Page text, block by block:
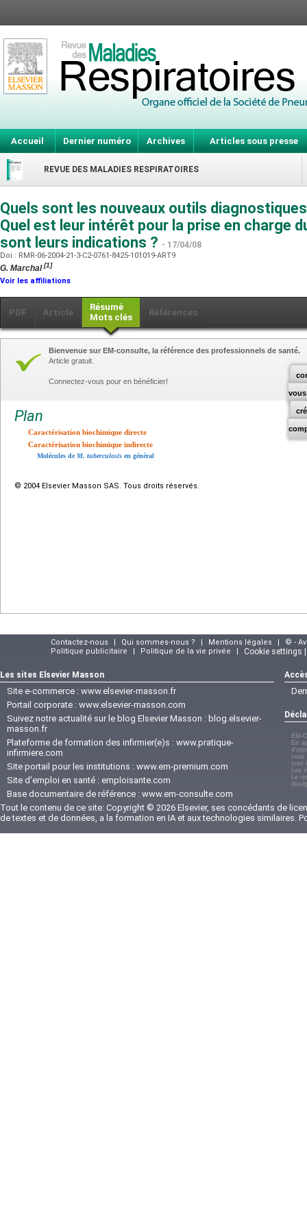
Accueil Dernier numéro Archives Articles sous presse
REVUE DES MALADIES RESPIRATOIRES
Quels sont les nouveaux outils
Quel est leur intérêt pour la prise en charge
sont leurs indications ? - 17/04/08
Doi : RMR-06-2004-21-3-C2-0761-8425-101019-ART9
G. Marchal[1]
Voir les affiliations
PDF Article
Résumé
Mots clés
Références
vous
Bienvenue sur EM-consulte, la référence des professionnels de santé.
Article gratuit.
Connectez-vous pour en bénéficier!
Plan
Caractérisation biochimique directe
Caractérisation biochimique indirecte
Molécules de M. tuberculosis en général
© 2004 Elsevier Masson SAS. Tous droits réservés.
Contactez-nous | Qui sommes-nous ? | Mentions légales |
© -
Politique publicitaire
| Politique de la vie privée | Cookie settings
Les sites Elsevier Masson
Site e-commerce : www.elsevier-masson.fr
Portail corporate : www.elsevier-masson.com
Suivez notre actualité sur le blog Elsevier Masson : blog.elsevier-
masson.fr
Plateforme de formation des infirmier(e)s : www.pratique-
infirmiere.com
Site portail pour les institutions : www.em-premium.com
Site d'emploi en santé : emploisante.com
Base documentaire de référence : www.em-consulte.com
EM-
En
vous
sont
Les
Le
Tout le contenu de ce site: Copyright © 2026 Elsevier, ses concédants de
de textes et de données, a la formation en IA et aux technologies similaires.